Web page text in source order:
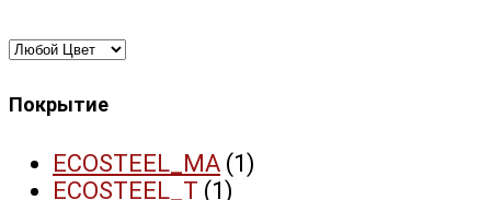
Покрытие
ECOSTEEL_MA (1)
ECOSTEEL_T (1)